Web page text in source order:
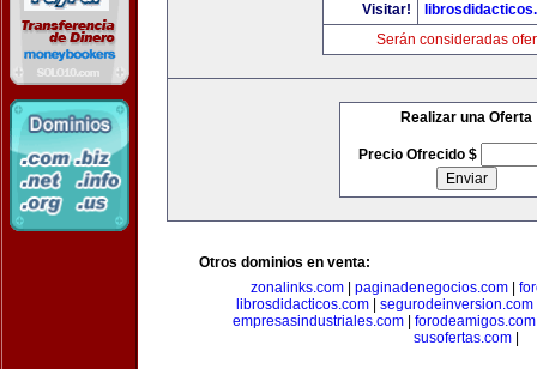
Visitar!
Serán consideradas
Realizar una Oferta
Precio Ofrecido $
Otros dominios en venta:
zonalinks.com| paginadenegocios.com|
librosdidacticos.com| segurodeinversion.com
empresasindustriales.com| forodeamigos.com
susofertas.com